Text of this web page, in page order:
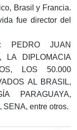
Brasil y Francia.
fue director del
PEDRO JUAN
LA DIPLOMACIA
LOS 50.000
AL BRASIL,
PARAGUAYA,
entre otros.